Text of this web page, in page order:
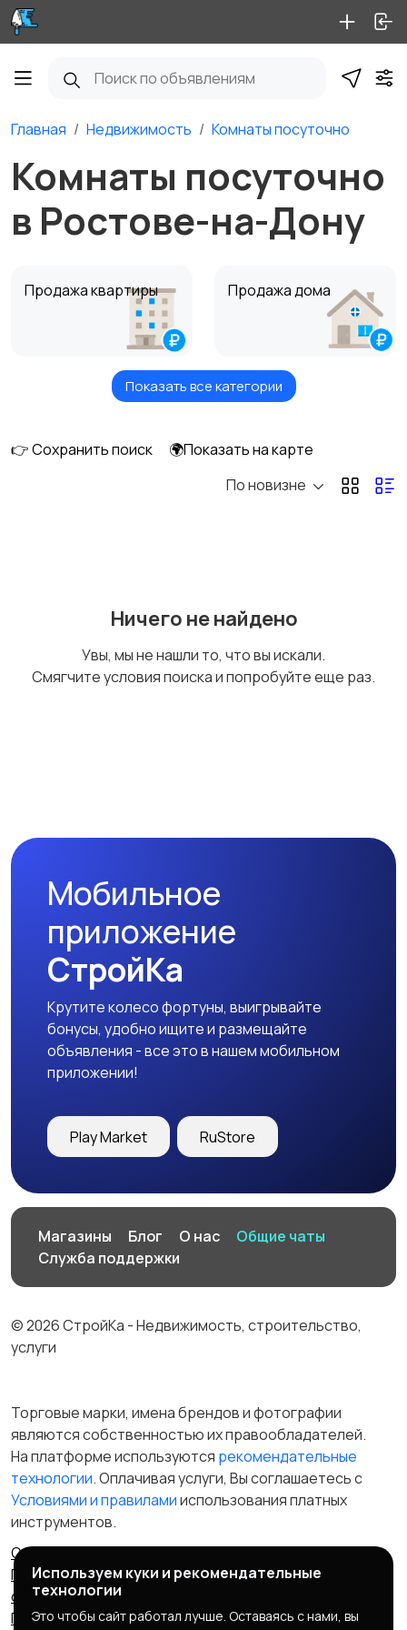
Главная Недвижимость Комнаты посуточно
Комнаты посуточно
в Ростове-на-Дону
Продажа квартиры Продажа дома
Продажа комнаты Продажа участка
Аренда комнаты
недвижимость
Показать все категории
👉 Сохранить поиск
🌍Показать на карте
По новизне
Ничего не найдено
Увы, мы не нашли то, что вы искали.
Смягчите условия поиска и попробуйте еще раз.
Мобильное
приложение
СтройКа
Крутите колесо фортуны, выигрывайте
бонусы, удобно ищите и размещайте
объявления - все это в нашем мобильном
приложении!
Play Market RuStore
Магазины Блог О нас
Общие чаты
Служба поддержки
© 2026 СтройКа - Недвижимость, строительство,
услуги
Торговые марки, имена брендов и фотографии
являются собственностью их правообладателей.
На платформе используются рекомендательные
технологии. Оплачивая услуги, Вы соглашаетесь c
Условиями и правиламииспользования платных
инструментов.
Отказ от ответственности
Правила сервиса
Политика конфиденциальности
Пользовательское
соглашение
Запрещенные товары/услуги
Правообладателям
Партнерская программа
Используем куки и рекомендательные
технологии
Это чтобы сайт работал лучше. Оставаясь с нами, вы